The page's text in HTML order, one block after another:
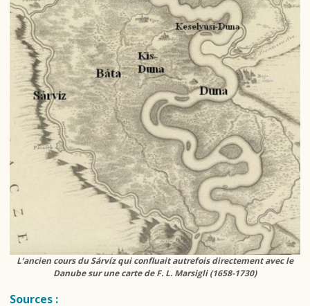
L’ancien cours du Sárvíz qui confluait autrefois directement avec le
Danube sur une carte de F. L. Marsigli (1658-1730)
Sources :